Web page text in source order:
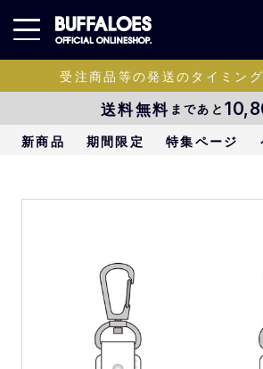
受注商品等の発送のタイミン
送料無料 まであと
新商品 期間限定 特集ページ